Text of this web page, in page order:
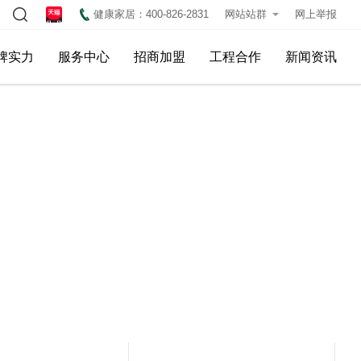
网上举报
网站站群
健康家居：400-826-2831
实力 服务中心 招商加盟 工程合作 新闻资讯